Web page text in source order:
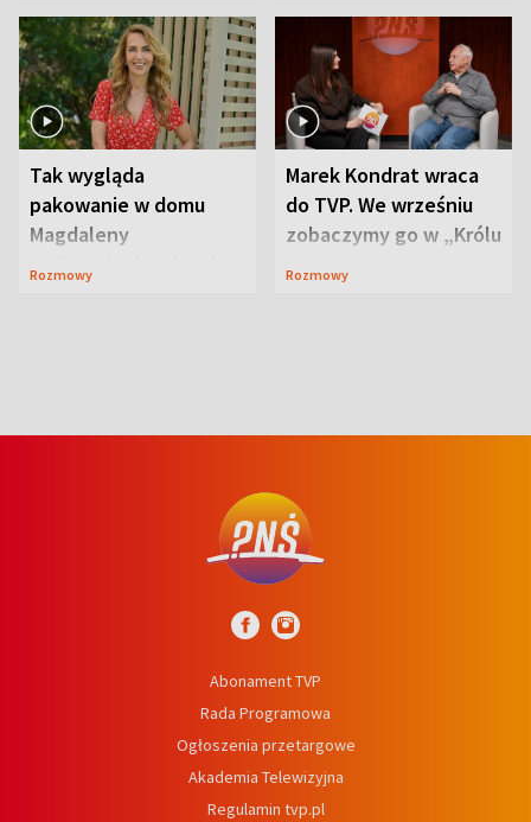
Tak wygląda
pakowanie w domu
Magdaleny
Waligórskiej-Lisieckiej.
Rozmowy
Marek Kondrat wraca
do TVP. We wrześniu
zobaczymy go w „Królu
Maciusiu I”
Rozmowy
Abonament TVP
Rada Programowa
Ogłoszenia przetargowe
Akademia Telewizyjna
Regulamin tvp.pl